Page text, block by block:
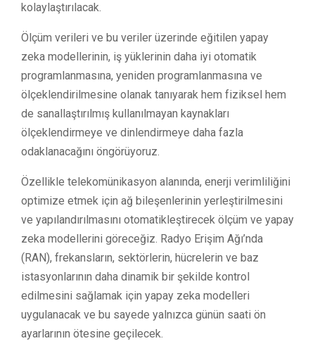
kolaylaştırılacak.
Ölçüm verileri ve bu veriler üzerinde eğitilen yapay
zeka modellerinin, iş yüklerinin daha iyi otomatik
programlanmasına, yeniden programlanmasına ve
ölçeklendirilmesine olanak tanıyarak hem fiziksel hem
de sanallaştırılmış kullanılmayan kaynakları
ölçeklendirmeye ve dinlendirmeye daha fazla
odaklanacağını öngörüyoruz.
Özellikle telekomünikasyon alanında, enerji verimliliğini
optimize etmek için ağ bileşenlerinin yerleştirilmesini
ve yapılandırılmasını otomatikleştirecek ölçüm ve yapay
zeka modellerini göreceğiz. Radyo Erişim Ağı’nda
(RAN), frekansların, sektörlerin, hücrelerin ve baz
istasyonlarının daha dinamik bir şekilde kontrol
edilmesini sağlamak için yapay zeka modelleri
uygulanacak ve bu sayede yalnızca günün saati ön
ayarlarının ötesine geçilecek.